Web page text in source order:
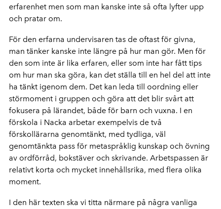
erfarenhet men som man kanske inte så ofta lyfter upp
och pratar om.
För den erfarna undervisaren tas de oftast för givna,
man tänker kanske inte längre på hur man gör. Men för
den som inte är lika erfaren, eller som inte har fått tips
om hur man ska göra, kan det ställa till en hel del att inte
ha tänkt igenom dem. Det kan leda till oordning eller
störmoment i gruppen och göra att det blir svårt att
fokusera på lärandet, både för barn och vuxna. I en
förskola i Nacka arbetar exempelvis de två
förskollärarna genomtänkt, med tydliga, väl
genomtänkta pass för metaspråklig kunskap och övning
av ordförråd, bokstäver och skrivande. Arbetspassen är
relativt korta och mycket innehållsrika, med flera olika
moment.
I den här texten ska vi titta närmare på några vanliga